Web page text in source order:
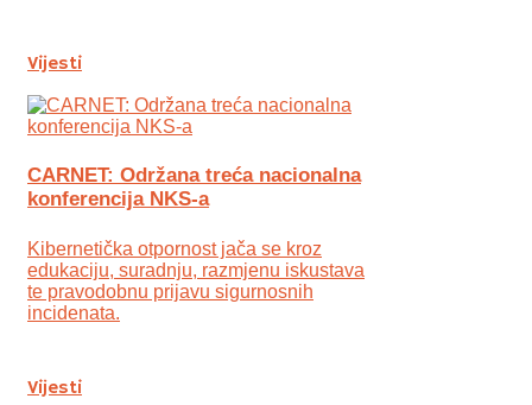
Vijesti
CARNET: Održana treća nacionalna
konferencija NKS-a
Kibernetička otpornost jača se kroz
edukaciju, suradnju, razmjenu iskustava
te pravodobnu prijavu sigurnosnih
incidenata.
Vijesti